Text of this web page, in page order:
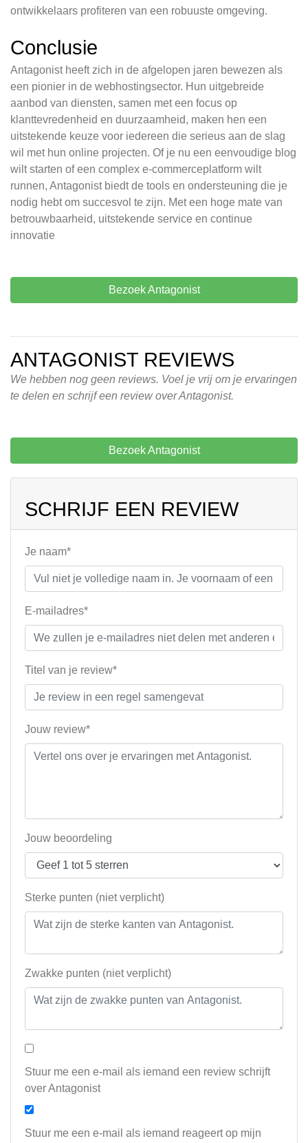
ontwikkelaars profiteren van een robuuste omgeving.
Conclusie
Antagonist heeft zich in de afgelopen jaren bewezen als
een pionier in de webhostingsector. Hun uitgebreide
aanbod van diensten, samen met een focus op
klanttevredenheid en duurzaamheid, maken hen een
uitstekende keuze voor iedereen die serieus aan de slag
wil met hun online projecten. Of je nu een eenvoudige blog
wilt starten of een complex e-commerceplatform wilt
runnen, Antagonist biedt de tools en ondersteuning die je
nodig hebt om succesvol te zijn. Met een hoge mate van
betrouwbaarheid, uitstekende service en continue
innovatie
Bezoek Antagonist
ANTAGONIST REVIEWS
We hebben nog geen reviews. Voel je vrij om je ervaringen
te delen en schrijf een review over Antagonist.
Bezoek Antagonist
SCHRIJF EEN REVIEW
Je naam*
E-mailadres*
Titel van je review*
Jouw review*
Jouw beoordeling
Sterke punten (niet verplicht)
Zwakke punten (niet verplicht)
Stuur me een e-mail als iemand een review schrijft
over Antagonist
Stuur me een e-mail als iemand reageert op mijn